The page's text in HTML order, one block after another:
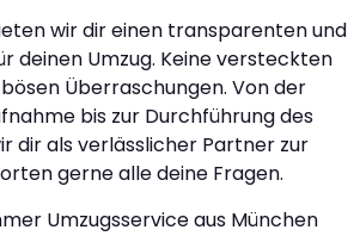
wir dir einen transparenten und
deinen Umzug. Keine versteckten
Überraschungen. Von der
bis zur Durchführung des
dir als verlässlicher Partner zur
gerne alle deine Fragen.
Umzugsservice aus München